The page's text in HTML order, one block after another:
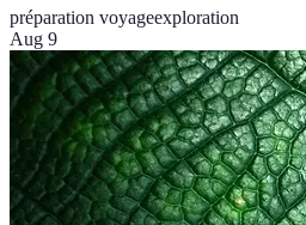
préparation voyageexploration
Aug 9